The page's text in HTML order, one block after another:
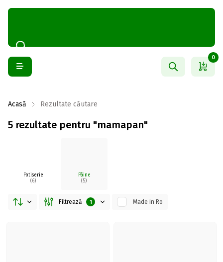
0
Acasă Rezultate căutare
5 rezultate pentru "mamapan"
Patiserie
(6)
Pâine
(5)
Filtrează 1 Made in Ro